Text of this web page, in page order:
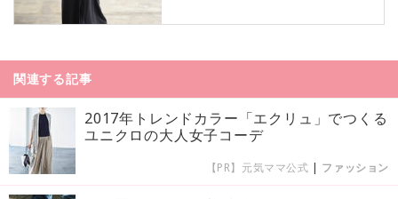
関連する記事
2017年トレンドカラー「エクリュ」でつくる
ユニクロの大人女子コーデ
【PR】元気ママ公式 | ファッション